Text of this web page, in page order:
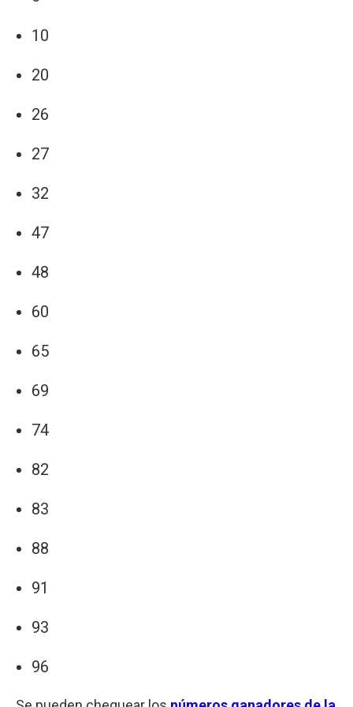
10
20
26
27
32
47
48
60
65
69
74
82
83
88
91
93
96